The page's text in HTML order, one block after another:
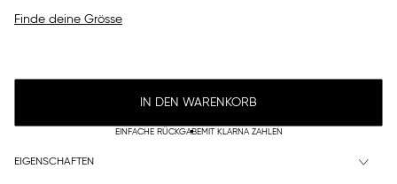
Finde deine Grösse
IN DEN WARENKORB
EINFACHE RÜCKGABEMIT KLARNA ZAHLEN
EIGENSCHAFTEN